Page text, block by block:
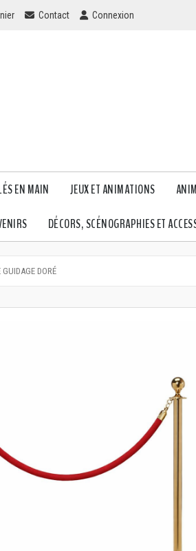
Checkout
Contact Checkout
Connexion
EN MAIN JEUX ET ANIMATIONS
DÉCORS, SCÉNOGRAPHIES ET
GUIDAGE DORÉ